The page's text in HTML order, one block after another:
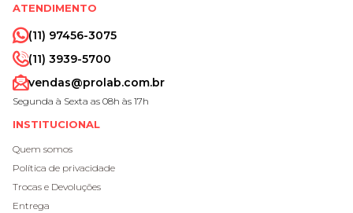
ATENDIMENTO
(11) 97456-3075
(11) 3939-5700
vendas@prolab.com.br
Segunda à Sexta as 08h às 17h
INSTITUCIONAL
Quem somos
Política de privacidade
Trocas e Devoluções
Entrega